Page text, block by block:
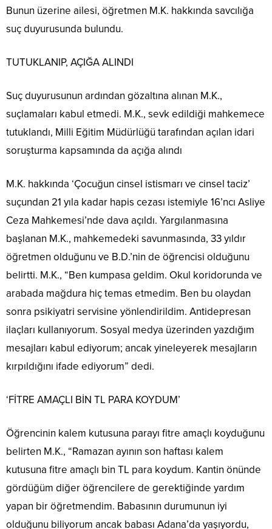
Bunun üzerine ailesi, öğretmen M.K. hakkında savcılığa
suç duyurusunda bulundu.
TUTUKLANIP, AÇIĞA ALINDI
Suç duyurusunun ardından gözaltına alınan M.K.,
suçlamaları kabul etmedi. M.K., sevk edildiği mahkemece
tutuklandı, Milli Eğitim Müdürlüğü tarafından açılan idari
soruşturma kapsamında da açığa alındı
M.K. hakkında ‘Çocuğun cinsel istismarı ve cinsel taciz’
suçundan 21 yıla kadar hapis cezası istemiyle 16’ncı Asliye
Ceza Mahkemesi’nde dava açıldı. Yargılanmasına
başlanan M.K., mahkemedeki savunmasında, 33 yıldır
öğretmen olduğunu ve B.D.’nin de öğrencisi olduğunu
belirtti. M.K., “Ben kumpasa geldim. Okul koridorunda ve
arabada mağdura hiç temas etmedim. Ben bu olaydan
sonra psikiyatri servisine yönlendirildim. Antidepresan
ilaçları kullanıyorum. Sosyal medya üzerinden yazdığım
mesajları kabul ediyorum; ancak yineleyerek mesajların
kırpıldığını ifade ediyorum” dedi.
‘FİTRE AMAÇLI BİN TL PARA KOYDUM’
Öğrencinin kalem kutusuna parayı fitre amaçlı koyduğunu
belirten M.K., “Ramazan ayının son haftası kalem
kutusuna fitre amaçlı bin TL para koydum. Kantin önünde
gördüğüm diğer öğrencilere de gerektiğinde yardım
yapan bir öğretmendim. Babasının durumunun iyi
olduğunu biliyorum ancak babası Adana’da yaşıyordu,